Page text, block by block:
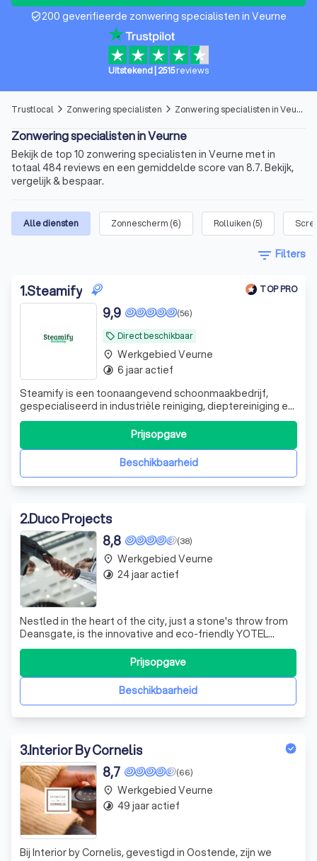
verified_user200 geverifieerde zonwering specialisten in Veurne
Uitstekend 2515reviews
Trustlocal arrow_forward_ios Zonwering specialisten arrow_forward_ios Zonwering specialisten in Veurne
Zonwering specialisten in Veurne
Bekijk de top 10 zonwering specialisten in Veurne met in
totaal 484 reviews en een gemiddelde score van 8.7. Bekijk,
vergelijk & bespaar.
Alle diensten Zonnescherm (6) Rolluiken (5)
filter_list Filters
1.Steamify TOP PRO
local_offer Direct beschikbaar
(56)
9,9
Steamify is een toonaangevend schoonmaakbedrijf,
gespecialiseerd in industriële reiniging, dieptereiniging en
ontstoffingswerken. Met een passie voor orde, netheid en
kwaliteit bieden wij gespecialiseerde
schoonmaakoplossingen voor bedrijven in de
voedingsindustrie, horeca, grootkeukens, koel- en vr
Beschikbaarheid
Prijsopgave
place Werkgebied Veurne
timelapse 6 jaar actief
2.Duco Projects
(38)
8,8
Nestled in the heart of the city, just a stone's throw from
Deansgate, is the innovative and eco-friendly YOTEL
Manchester. We are more than just a hotel; we are a haven
of design and sustainability, committed to providing our
guests with an unparalleled experience. Our ethos is
rooted in innovation
Beschikbaarheid
Prijsopgave
place Werkgebied Veurne
timelapse 24 jaar actief
3.Interior By Cornelis
(66)
8,7
Bij Interior by Cornelis, gevestigd in Oostende, zijn we
place Werkgebied Veurne
timelapse 49 jaar actief